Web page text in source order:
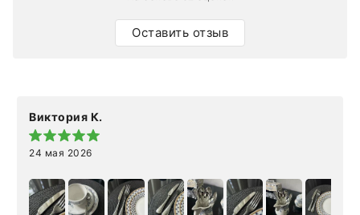
Оставить отзыв
Виктория К.
24 мая 2026